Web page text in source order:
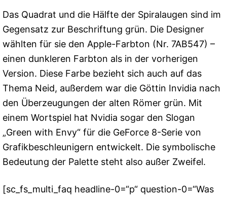
Das Quadrat und die Hälfte der Spiralaugen sind im
Gegensatz zur Beschriftung grün. Die Designer
wählten für sie den Apple-Farbton (Nr. 7AB547) –
einen dunkleren Farbton als in der vorherigen
Version. Diese Farbe bezieht sich auch auf das
Thema Neid, außerdem war die Göttin Invidia nach
den Überzeugungen der alten Römer grün. Mit
einem Wortspiel hat Nvidia sogar den Slogan
„Green with Envy“ für die GeForce 8-Serie von
Grafikbeschleunigern entwickelt. Die symbolische
Bedeutung der Palette steht also außer Zweifel.
[sc_fs_multi_faq headline-0=“p“ question-0=“Was